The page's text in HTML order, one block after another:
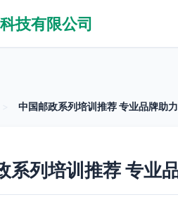
技有限公司
中国邮政系列培训推荐 专业品牌助
系列培训推荐 专业